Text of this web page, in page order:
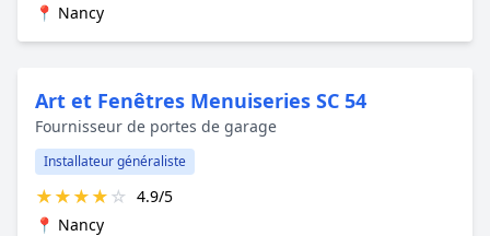
📍 Nancy
Art et Fenêtres Menuiseries SC 54
Fournisseur de portes de garage
Installateur généraliste
★★★★☆ 4.9/5
📍 Nancy